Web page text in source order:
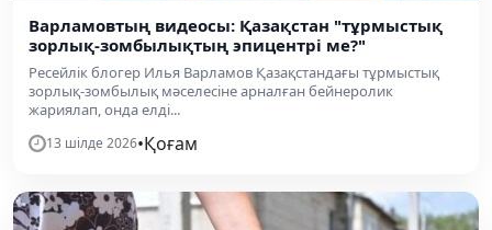
Варламовтың видеосы: Қазақстан "тұрмыстық
зорлық-зомбылықтың эпицентрі ме?"
Ресейлік блогер Илья Варламов Қазақстандағы тұрмыстық
зорлық-зомбылық мәселесіне арналған бейнеролик
жариялап, онда елді...
13 шілде 2026•Қоғам